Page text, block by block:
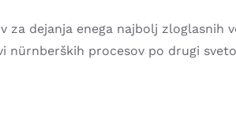
za dejanja enega najbolj
nürnberških procesov po drugi